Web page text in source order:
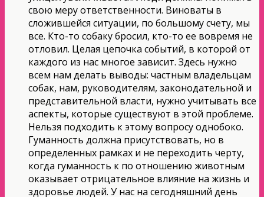
свою меру ответственности. Виноваты в
сложившейся ситуации, по большому счету, мы
все. Кто-то собаку бросил, кто-то ее вовремя не
отловил. Целая цепочка событий, в которой от
каждого из нас многое зависит. Здесь нужно
всем нам делать выводы: частным владельцам
собак, нам, руководителям, законодательной и
представительной власти, нужно учитывать все
аспекты, которые существуют в этой проблеме.
Нельзя подходить к этому вопросу однобоко.
Гуманность должна присутствовать, но в
определенных рамках и не переходить черту,
когда гуманность к по отношению животным
оказывает отрицательное влияние на жизнь и
здоровье людей. У нас на сегодняшний день